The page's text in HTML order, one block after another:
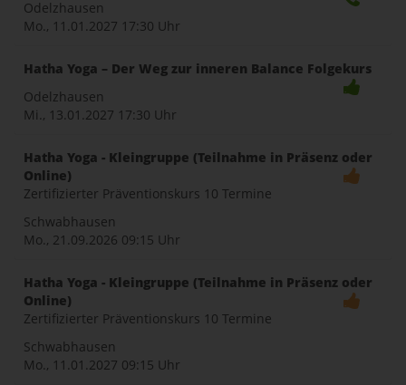
Odelzhausen
Mo., 11.01.2027 17:30 Uhr
Hatha Yoga – Der Weg zur inneren Balance Folgekurs
Odelzhausen
Mi., 13.01.2027 17:30 Uhr
Hatha Yoga - Kleingruppe (Teilnahme in Präsenz oder
Online)
Zertifizierter Präventionskurs 10 Termine
Schwabhausen
Mo., 21.09.2026 09:15 Uhr
Hatha Yoga - Kleingruppe (Teilnahme in Präsenz oder
Online)
Zertifizierter Präventionskurs 10 Termine
Schwabhausen
Mo., 11.01.2027 09:15 Uhr